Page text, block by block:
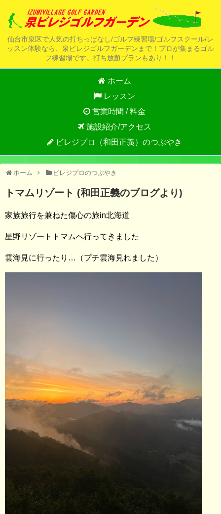
仙台市泉区で人気の打ちっぱなし/ゴルフ練習場/ゴルフスクール/レ
ッスン体験なら、泉ビレジゴルフガーデンまで！プロが集まるゴル
フ練習場です。打ち放題プランもあり！！
ホーム
レッスン
営業時間 / 料金
施設紹介/アクセス
ビレジプロ（和田正義）のつぶやき
ホーム ビレジプロのつぶやき
トマムリゾート (和田正義のブログより)
家族旅行を兼ねた傷心の旅in北海道
星野リゾートトマムへ行ってきました
雲海見に行ったり…（プチ雲海見れました）